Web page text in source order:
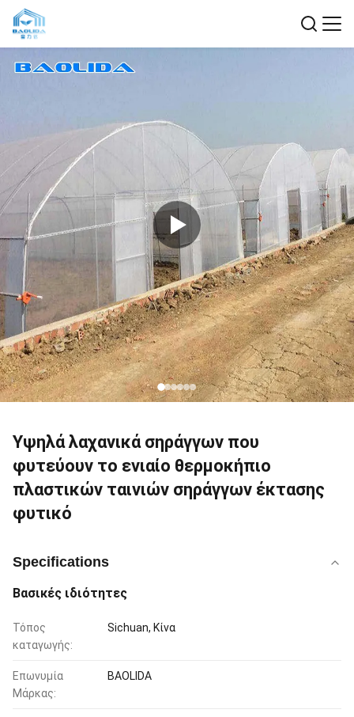
Υψηλά λαχανικά σηράγγων που
φυτεύουν το ενιαίο θερμοκήπιο
πλαστικών ταινιών σηράγγων έκτασης
φυτικό
Specifications
Βασικές ιδιότητες
Τόπος
καταγωγής:
Sichuan, Κίνα
Επωνυμία
Μάρκας:
BAOLIDA